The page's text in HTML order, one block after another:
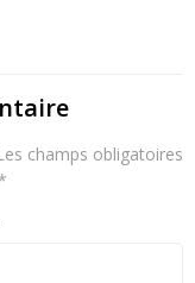
champs obligatoires